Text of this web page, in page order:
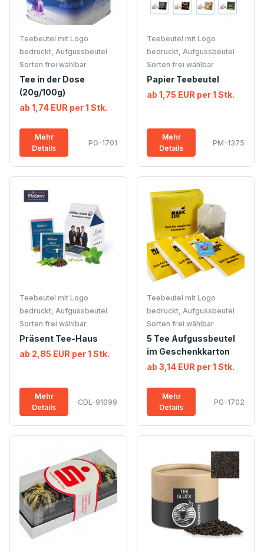
Teebeutel mit Logo
bedruckt, Aufgussbeutel
Sorten frei wählbar
Tee in der Dose
(20g/100g)
ab 1,74 EUR per 1 Stk.
Mehr
Details
PG-1701
Teebeutel mit Logo
bedruckt, Aufgussbeutel
Sorten frei wählbar
Papier Teebeutel
ab 1,75 EUR per 1 Stk.
Mehr
Details
PM-1375
Teebeutel mit Logo
bedruckt, Aufgussbeutel
Sorten frei wählbar
Präsent Tee-Haus
ab 2,85 EUR per 1 Stk.
Mehr
Details
CDL-91099
Teebeutel mit Logo
bedruckt, Aufgussbeutel
Sorten frei wählbar
5 Tee Aufgussbeutel
im Geschenkkarton
ab 3,14 EUR per 1 Stk.
Mehr
Details
PG-1702